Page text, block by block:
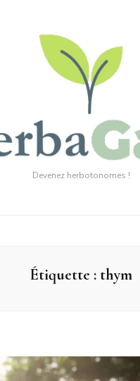
Devenez herbotonomes !
Étiquette : thym